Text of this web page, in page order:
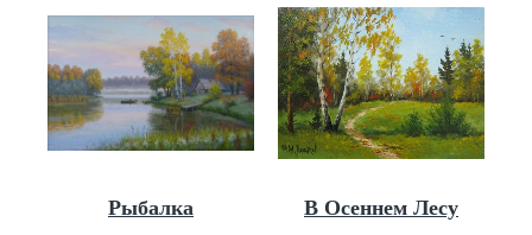
Рыбалка В Осеннем Лесу